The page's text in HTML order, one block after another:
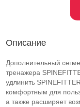
Описание
Дополнительный
тренажера
удлинить
комфортным для
а также расширяет